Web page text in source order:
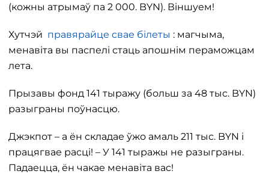
(кожны атрымаў па 2 000. BYN). Віншуем!
Хутчэй правярайце свае білеты : магчыма,
менавіта вы паспелі стаць апошнім пераможцам
лета.
Прызавы фонд 141 тыражу (больш за 48 тыс. BYN)
разыграны поўнасцю.
Джэкпот – а ён складае ўжо амаль 211 тыс. BYN і
працягвае расці! – У 141 тыражы не разыграны.
Падаецца, ён чакае менавіта вас!